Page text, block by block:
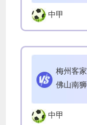
中甲
梅州客家
佛山南狮
中甲